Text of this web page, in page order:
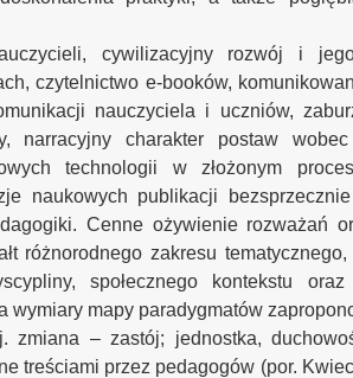
cywilizacyjny rozwój i
czytelnictwo e-booków,
nauczyciela i uczniów,
narracyjny charakter postaw
technologii w złożonym
naukowych publikacji
Cenne ożywienie rozważań
różnorodnego zakresu
społecznego kontekstu oraz
mapy paradygmatów
zmiana – zastój; jednostka,
treściami przez pedagogów (por.